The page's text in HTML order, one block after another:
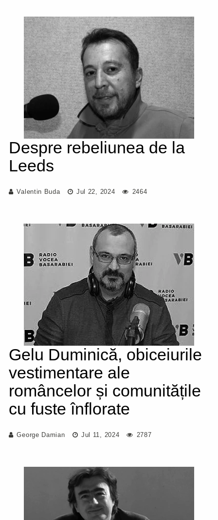
Despre rebeliunea de la
Leeds
Valentin Buda Jul 22, 2024 2464
Gelu Duminică, obiceiurile
vestimentare ale
româncelor și comunitățile
cu fuste înflorate
George Damian Jul 11, 2024 2787